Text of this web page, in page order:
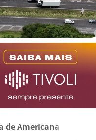
de Americana